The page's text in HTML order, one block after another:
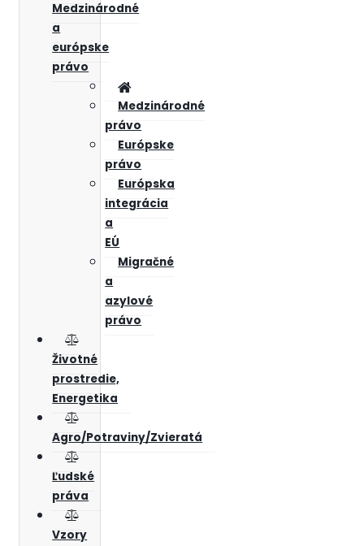
Medzinárodné
a
európske
právo
Medzinárodné
právo
Európske
právo
Európska
integrácia
a
EÚ
Migračné
a
azylové
právo
Životné
prostredie,
Energetika
Agro/Potraviny/Zvieratá
Ľudské
práva
Vzory